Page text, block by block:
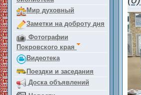
Мир духовный
Заметки на доброту дня
Фотографии
Покровского края
Видеотека
Поездки и заседания
Доска объявлений